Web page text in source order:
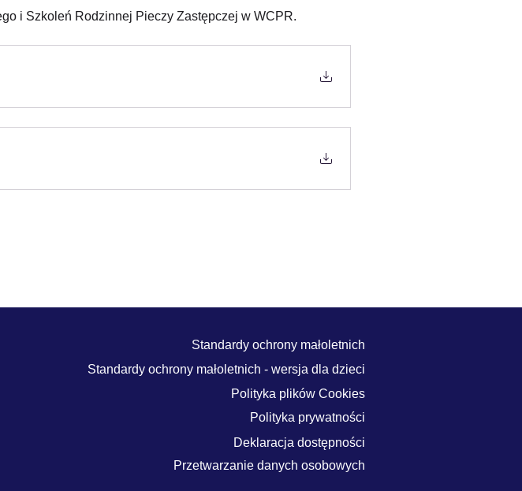
i Szkoleń Rodzinnej Pieczy Zastępczej w WCPR.
Standardy ochrony małoletnich
Standardy ochrony małoletnich - wersja dla dzieci
Polityka plików Cookies
Polityka prywatności
Deklaracja dostępności
Przetwarzanie danych osobowych